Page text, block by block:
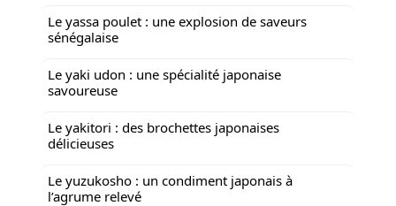
Le yassa poulet : une explosion de saveurs
sénégalaise
Le yaki udon : une spécialité japonaise
savoureuse
Le yakitori : des brochettes japonaises
délicieuses
Le yuzukosho : un condiment japonais à
l’agrume relevé